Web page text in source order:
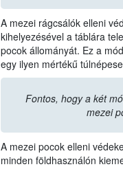
A mezei rágcsálók elleni
kihelyezésével a táblára
pocok állományát. Ez a
egy ilyen mértékű
Fontos, hogy a két
mezei
A mezei pocok elleni
minden földhasználón